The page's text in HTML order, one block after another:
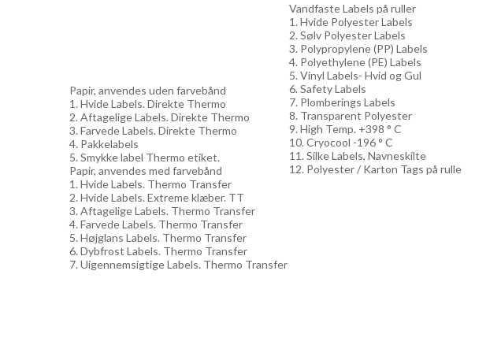
Papir, anvendes uden farvebånd
1. Hvide Labels. Direkte Thermo
2. Aftagelige Labels. Direkte Thermo
3. Farvede Labels. Direkte Thermo
4. Pakkelabels
5. Smykke label Thermo etiket.
Papir, anvendes med farvebånd
1. Hvide Labels. Thermo Transfer
2. Hvide Labels. Extreme klæber. TT
3. Aftagelige Labels. Thermo Transfer
4. Farvede Labels. Thermo Transfer
5. Højglans Labels. Thermo Transfer
6. Dybfrost Labels. Thermo Transfer
7. Uigennemsigtige Labels. Thermo Transfer
Vandfaste Labels på ruller
1. Hvide Polyester Labels
2. Sølv Polyester Labels
3. Polypropylene (PP) Labels
4. Polyethylene (PE) Labels
5. Vinyl Labels- Hvid og Gul
6. Safety Labels
7. Plomberings Labels
8. Transparent Polyester
9. High Temp. +398 ° C
10. Cryocool -196 ° C
11. Silke Labels, Navneskilte
12. Polyester / Karton Tags på rulle